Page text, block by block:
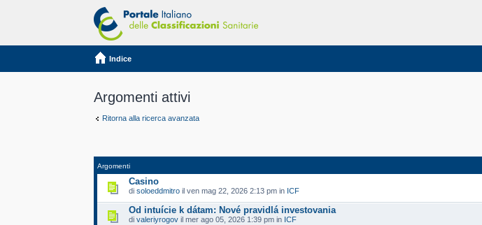
Indice
Argomenti attivi
Ritorna alla ricerca avanzata
Argomenti
Casino
disoloeddmitro il ven mag 22, 2026 2:13 pm in ICF
Od intuície k dátam: Nové pravidlá investovania
divaleriyrogov il mer ago 05, 2026 1:39 pm in ICF